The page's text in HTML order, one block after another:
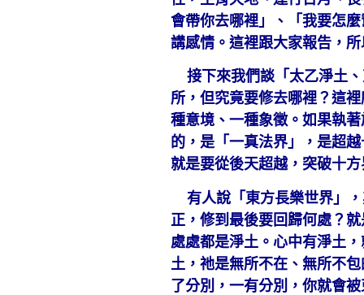
會帶你去哪裡」、「我要怎
講感情。這裡跟大家報告，
接下來我們談「太乙淨土、
所，但究竟要修去哪裡？這
種意境、一種象徵。如果執
的，是「一真法界」，是超
就是要從後天超越，突破十
有人說「東方長樂世界」，
正，修到最後要回歸何處？
處處都是淨土。心中有淨土
土，祂是無所不在、無所不
了分別，一有分別，你就會